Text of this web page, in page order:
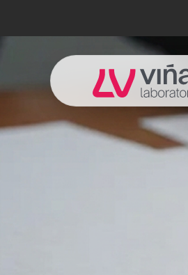
Laboratorios Viñas